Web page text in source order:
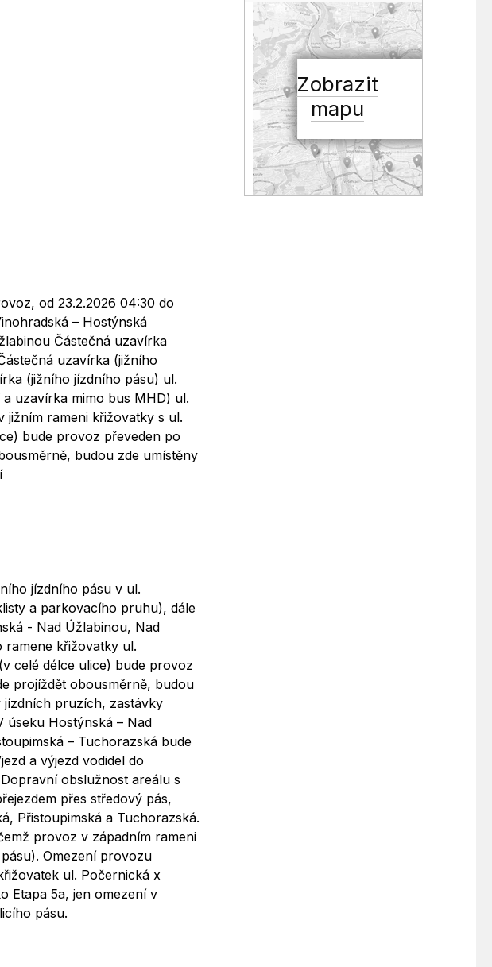
od 23.2.2026 04:30 do
– Hostýnská
Částečná uzavírka
uzavírka (jižního
(jižního jízdního pásu) ul.
uzavírka mimo bus MHD) ul.
jižním rameni křižovatky s ul.
bude provoz převeden po
budou zde umístěny
jízdního pásu v ul.
a parkovacího pruhu), dále
- Nad Úžlabinou, Nad
ramene křižovatky ul.
celé délce ulice) bude provoz
projíždět obousměrně, budou
jízdních pruzích, zastávky
úseku Hostýnská – Nad
– Tuchorazská bude
a výjezd vodidel do
obslužnost areálu s
přes středový pás,
Přistoupimská a Tuchorazská.
provoz v západním rameni
Omezení provozu
ul. Počernická x
Etapa 5a, jen omezení v
pásu.
Zobrazit
mapu